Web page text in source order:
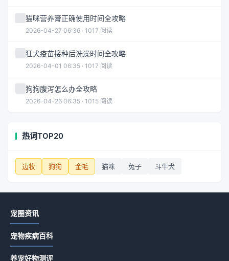
猫咪营养膏正确使用时间全攻略
2026-04-27 06:36 · 1017 阅读
狂犬疫苗接种后洗澡时间全攻略
2026-04-01 06:35 · 1017 阅读
狗狗腹泻怎么办全攻略
2026-04-26 06:35 · 1015 阅读
热词TOP20
边牧 狗狗 金毛 猫咪 兔子 斗牛犬
宠圈资讯
宠物疾病百科
养宠好物测评